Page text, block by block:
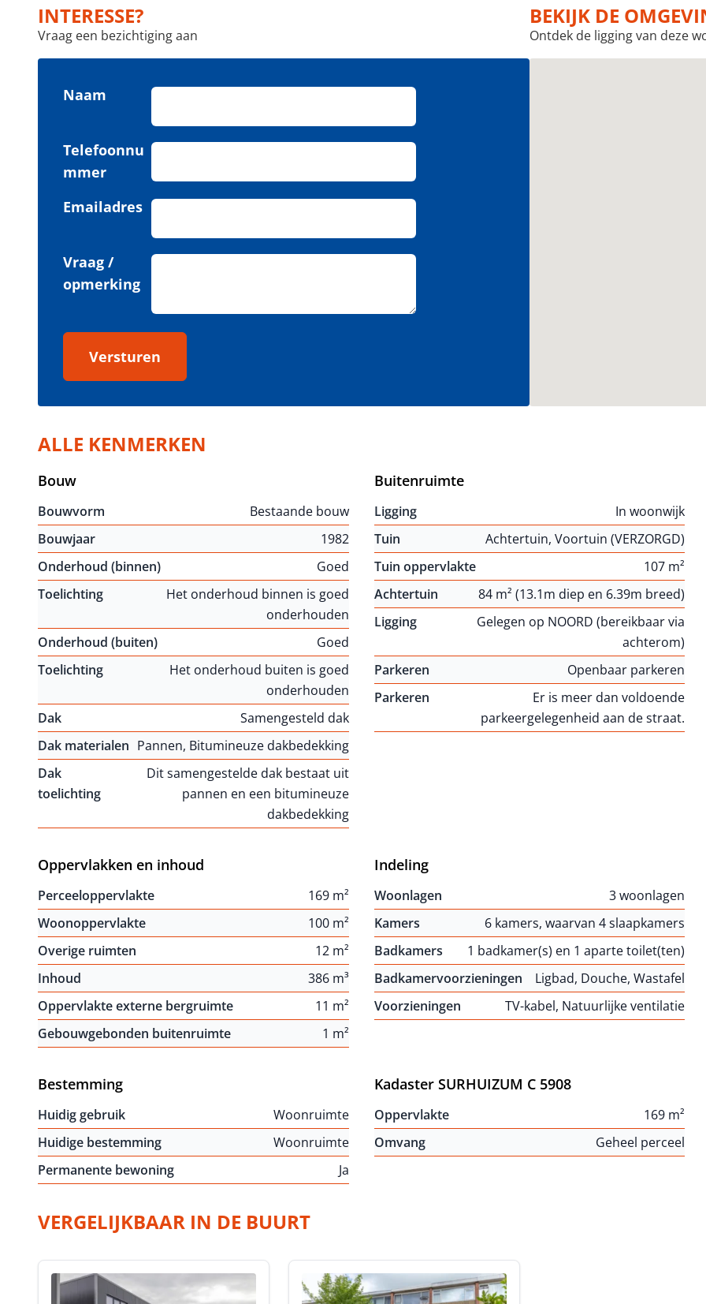
INTERESSE?
Vraag een bezichtiging aan
Naam
Telefoonnu
mmer
Emailadres
Vraag /
opmerking
Versturen
BEKIJK DE
Ontdek de ligging van deze
ALLE KENMERKEN
Bouw
Bouwvorm
Bestaande bouw
Bouwjaar
1982
Onderhoud (binnen)
Goed
Toelichting
Het onderhoud binnen is goed
onderhouden
Onderhoud (buiten)
Goed
Toelichting
Het onderhoud buiten is goed
onderhouden
Dak
Samengesteld dak
Dak materialen Pannen, Bitumineuze dakbedekking
Dak
toelichting
Dit samengestelde dak bestaat uit
pannen en een bitumineuze
dakbedekking
Buitenruimte
Ligging
In woonwijk
Tuin
Achtertuin, Voortuin (VERZORGD)
Tuin oppervlakte
107 m²
Achtertuin
84 m² (13.1m diep en 6.39m breed)
Ligging
Gelegen op NOORD (bereikbaar via
achterom)
Parkeren
Openbaar parkeren
Parkeren
Er is meer dan voldoende
parkeergelegenheid aan de straat.
Oppervlakken en inhoud
Perceeloppervlakte
169 m²
Woonoppervlakte
100 m²
Overige ruimten
12 m²
Inhoud
386 m³
Oppervlakte externe bergruimte
11 m²
Gebouwgebonden buitenruimte
1 m²
Indeling
Woonlagen
3 woonlagen
Kamers
6 kamers, waarvan 4 slaapkamers
Badkamers
1 badkamer(s) en 1 aparte toilet(ten)
Badkamervoorzieningen
Ligbad, Douche, Wastafel
Voorzieningen
TV-kabel, Natuurlijke ventilatie
Bestemming
Huidig gebruik
Woonruimte
Huidige bestemming
Woonruimte
Permanente bewoning
Ja
Kadaster SURHUIZUM C 5908
Oppervlakte
169 m²
Omvang
Geheel perceel
VERGELIJKBAAR IN DE BUURT